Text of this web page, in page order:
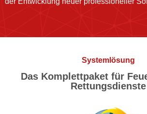
Systemlösung
Das Komplettpaket für
Rettungsdienste